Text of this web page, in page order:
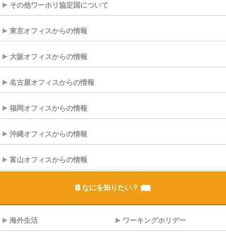
その他ワーホリ協定国について
東京オフィスからの情報
大阪オフィスからの情報
名古屋オフィスからの情報
福岡オフィスからの情報
沖縄オフィスからの情報
富山オフィスからの情報
なにを知りたい？
海外生活 ワーキングホリデー